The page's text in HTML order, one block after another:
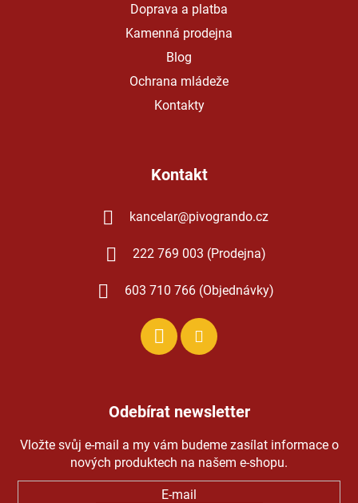
Doprava a platba
Kamenná prodejna
Blog
Ochrana mládeže
Kontakty
Kontakt
kancelar@pivogrando.cz
222 769 003 (Prodejna)
603 710 766 (Objednávky)
Odebírat newsletter
Vložte svůj e-mail a my vám budeme zasílat informace o
nových produktech na našem e-shopu.
E-mail